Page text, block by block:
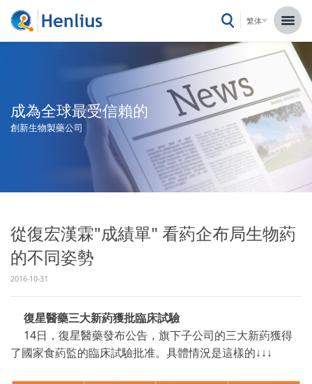
繁体
成為全球最受信賴的
創新生物製藥公司
從復宏漢霖"成績單" 看葯企布局生物葯
的不同姿勢
2016-10-31
復星醫藥三大新葯獲批臨床試驗
14日，復星醫藥發布公告，旗下子公司的三大新葯獲得
了國家食葯監的臨床試驗批准。具體情況是這樣的↓↓↓